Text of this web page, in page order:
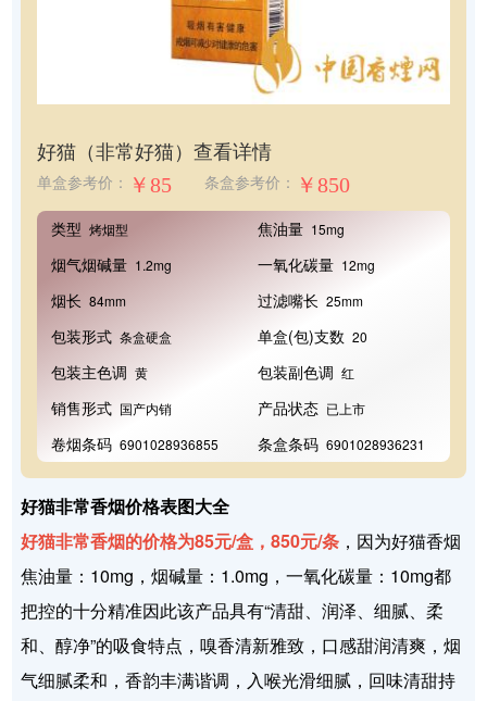
好猫（非常好猫）查看详情
单盒参考价： ￥85 条盒参考价： ￥850
类型 烤烟型 焦油量 15mg
烟气烟碱量 1.2mg 一氧化碳量 12mg
烟长 84mm 过滤嘴长 25mm
包装形式 条盒硬盒 单盒(包)支数 20
包装主色调 黄 包装副色调 红
销售形式 国产内销 产品状态 已上市
卷烟条码 6901028936855 条盒条码 6901028936231
好猫非常香烟价格表图大全
好猫非常香烟的价格为85元/盒，850元/条 ，因为好猫香烟
焦油量：10mg，烟碱量：1.0mg，一氧化碳量：10mg都
把控的十分精准因此该产品具有“清甜、润泽、细腻、柔
和、醇净”的吸食特点，嗅香清新雅致，口感甜润清爽，烟
气细腻柔和，香韵丰满谐调，入喉光滑细腻，回味清甜持